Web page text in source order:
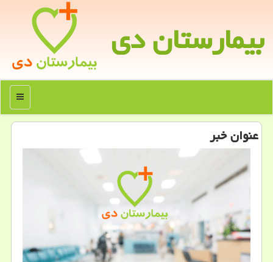
بیمارستان دی
منو
عنوان خبر